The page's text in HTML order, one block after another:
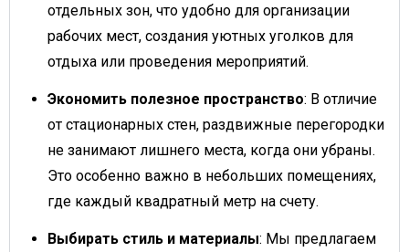
отдельных зон, что удобно для организации
рабочих мест, создания уютных уголков для
отдыха или проведения мероприятий.
Экономить полезное пространство: В отличие
от стационарных стен, раздвижные перегородки
не занимают лишнего места, когда они убраны.
Это особенно важно в небольших помещениях,
где каждый квадратный метр на счету.
Выбирать стиль и материалы: Мы предлагаем